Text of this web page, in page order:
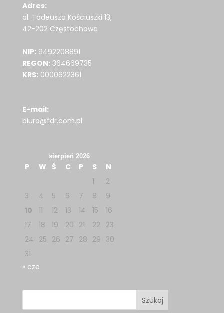
Adres:
al. Tadeusza Kościuszki 13,
42-202 Częstochowa
NIP: 9492208891
REGON: 364669735
KRS: 0000622361
E-mail:
biuro@fdr.com.pl
sierpień 2026
P W Ś C P S
N
1
2
3
4 5 6 7 8
9
10
11 12 13 14 15
16
17
18 19 20 21 22
23
24 25 26 27 28 29 30
31
« cze